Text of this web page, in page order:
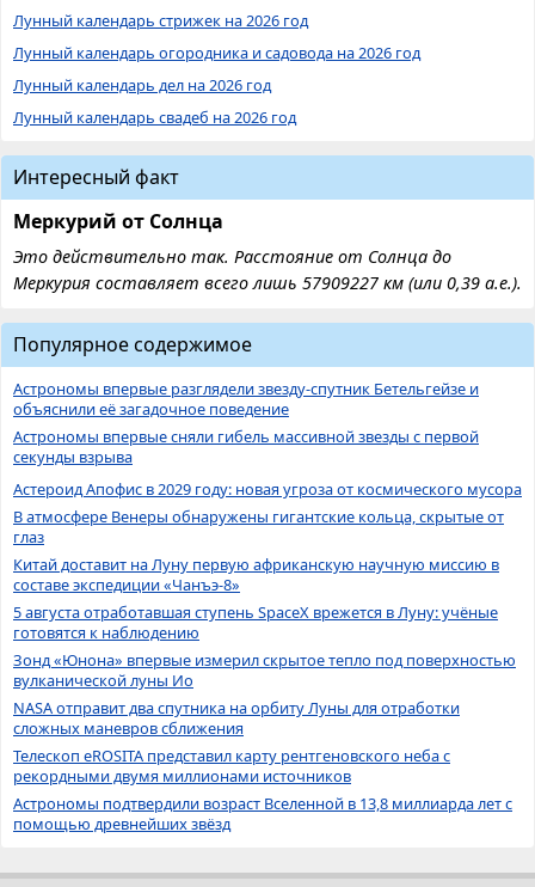
Лунный календарь стрижек на 2026 год
Лунный календарь огородника и садовода на 2026 год
Лунный календарь дел на 2026 год
Лунный календарь свадеб на 2026 год
Интересный факт
Меркурий от Солнца
Это действительно так. Расстояние от Солнца до
Меркурия составляет всего лишь 57909227 км (или 0,39 а.е.).
Популярное содержимое
Астрономы впервые разглядели звезду-спутник Бетельгейзе и
объяснили её загадочное поведение
Астрономы впервые сняли гибель массивной звезды с первой
секунды взрыва
Астероид Апофис в 2029 году: новая угроза от космического мусора
В атмосфере Венеры обнаружены гигантские кольца, скрытые от
глаз
Китай доставит на Луну первую африканскую научную миссию в
составе экспедиции «Чанъэ-8»
5 августа отработавшая ступень SpaceX врежется в Луну: учёные
готовятся к наблюдению
Зонд «Юнона» впервые измерил скрытое тепло под поверхностью
вулканической луны Ио
NASA отправит два спутника на орбиту Луны для отработки
сложных маневров сближения
Телескоп eROSITA представил карту рентгеновского неба с
рекордными двумя миллионами источников
Астрономы подтвердили возраст Вселенной в 13,8 миллиарда лет с
помощью древнейших звёзд